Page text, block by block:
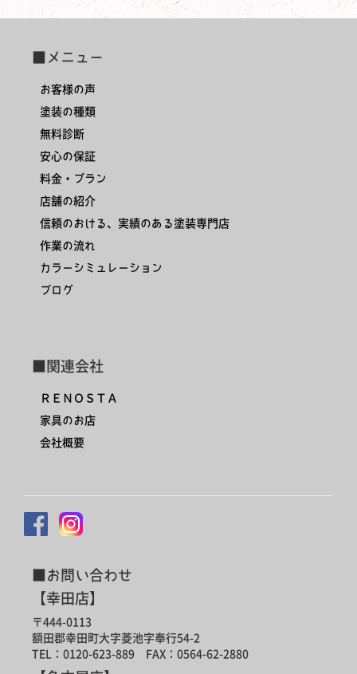
■メニュー
お客様の声
塗装の種類
無料診断
安心の保証
料金・プラン
店舗の紹介
信頼のおける、実績のある塗装専門店
作業の流れ
カラーシミュレーション
ブログ
■関連会社
ＲＥＮＯＳＴＡ
家具のお店
会社概要
■お問い合わせ
【幸田店】
〒444-0113
額田郡幸田町大字菱池字奉行54-2
TEL：0120-623-889 FAX：0564-62-2880